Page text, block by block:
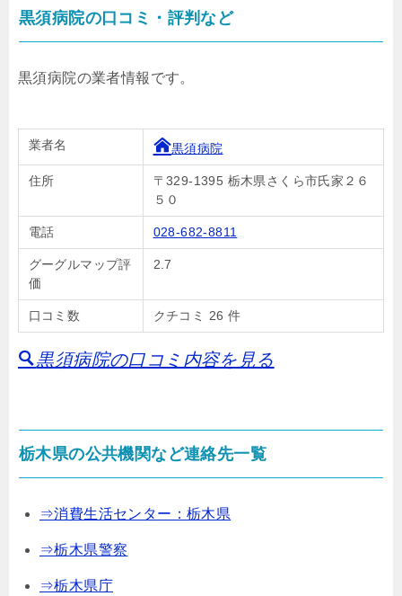
黒須病院の口コミ・評判など
黒須病院の業者情報です。
業者名 黒須病院
住所
〒329-1395 栃木県さくら市氏家２６
５０
電話 028-682-8811
グーグルマップ評
価
2.7
口コミ数 クチコミ 26 件
黒須病院の口コミ内容を見る
栃木県の公共機関など連絡先一覧
⇒消費生活センター：栃木県
⇒栃木県警察
⇒栃木県庁